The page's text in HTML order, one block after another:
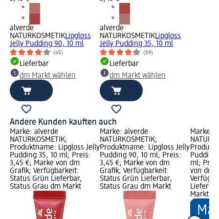
alverde
NATURKOSMETIKLipgloss
Jelly Pudding 90, 10 ml
(45)
Lieferbar
dm Markt wählen
alverde
NATURKOSMETIKLipgloss
Jelly Pudding 35, 10 ml
(39)
Lieferbar
dm Markt wählen
Andere Kunden kauften auch
Marke: alverde
NATURKOSMETIK;
Produktname: Lipgloss Jelly
Pudding 35, 10 ml; Preis:
3,45 €; Marke von dm
Grafik; Verfügbarkeit:
Status Grün Lieferbar,
Status Grau dm Markt
Marke: alverde
NATURKOSMETIK;
Produktname: Lipgloss Jelly
Pudding 90, 10 ml; Preis:
3,45 €; Marke von dm
Grafik; Verfügbarkeit:
Status Grün Lieferbar,
Status Grau dm Markt
Marke:
Pudding
ml;
von dm
Markt